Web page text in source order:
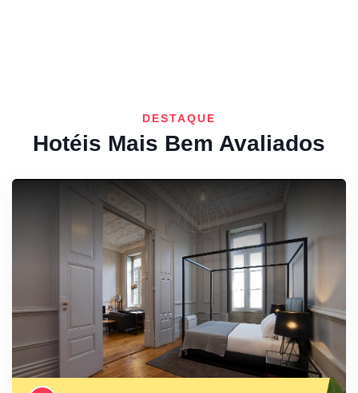
DESTAQUE
Hotéis Mais Bem Avaliados